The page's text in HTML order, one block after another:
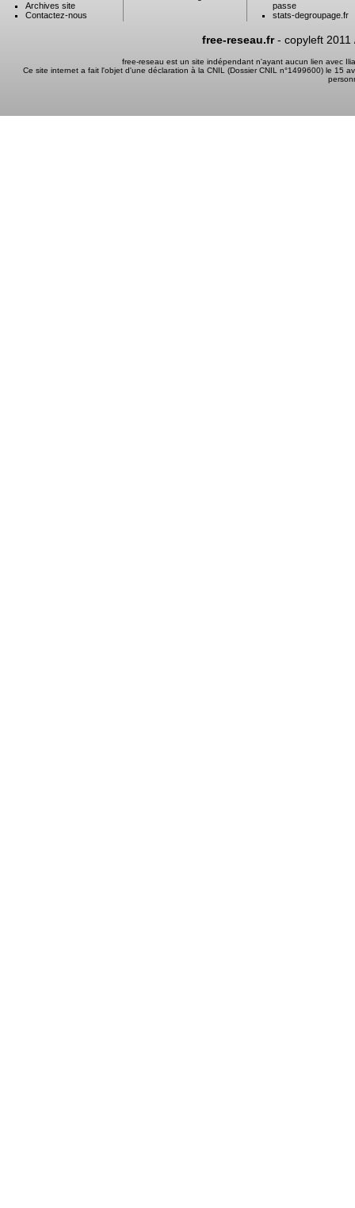
Archives site
Contactez-nous
passe
stats-degroupage.fr
free-reseau.fr- copyleft 2011
free-reseau est un site indépendant n'ayant aucun lien avec
Ce site internet a fait l'objet d'une déclaration à la CNIL (Dossier CNIL n°1499600) le 15